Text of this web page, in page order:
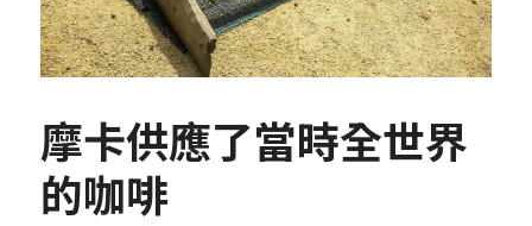
摩卡供應了當時全世界
的咖啡